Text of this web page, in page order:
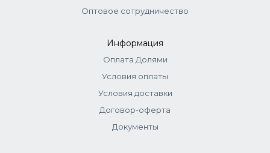
Оптовое сотрудничество
Информация
Оплата Долями
Условия оплаты
Условия доставки
Договор-оферта
Документы